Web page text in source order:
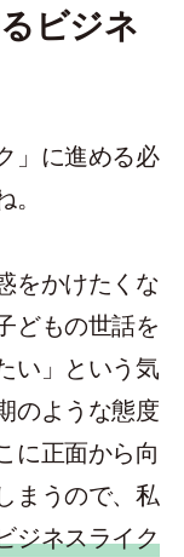
ビジネ
」に進める必
をかけたくな
どもの世話を
い」という気
のような態度
に正面から向
まうので、私
ジネスライク